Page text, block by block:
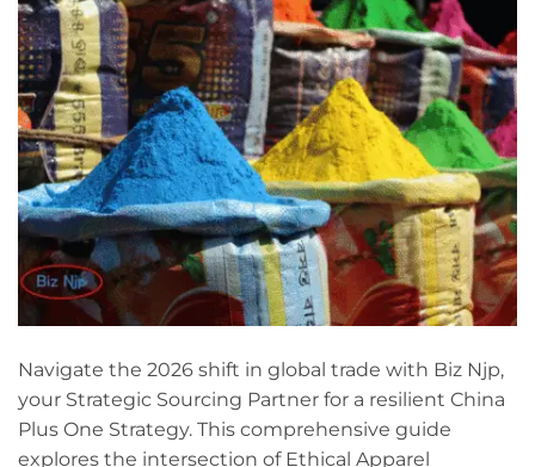
Navigate the 2026 shift in global trade with Biz Njp,
your Strategic Sourcing Partner for a resilient China
Plus One Strategy. This comprehensive guide
explores the intersection of Ethical Apparel